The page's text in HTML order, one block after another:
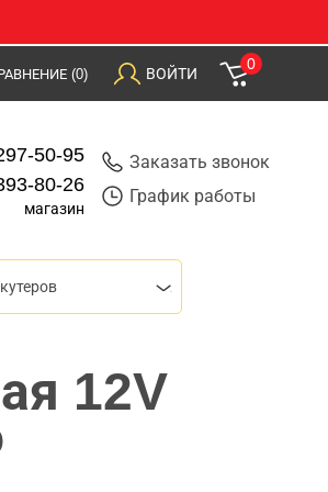
(0) ВОЙТИ
0
50-95
80-26
магазин
Заказать звонок
График работы
12V